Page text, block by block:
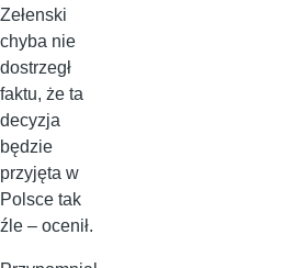
Zełenski
chyba nie
dostrzegł
faktu, że ta
decyzja
będzie
przyjęta w
Polsce tak
źle – ocenił.